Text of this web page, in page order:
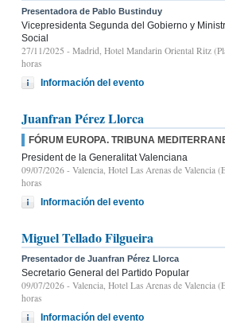
Presentadora de Pablo Bustinduy
Vicepresidenta Segunda del Gobierno y
Social
27/11/2025 - Madrid, Hotel Mandarin Oriental Ritz
horas
Información del evento
Juanfran Pérez Llorca
FÓRUM EUROPA. TRIBUNA
President de la Generalitat Valenciana
09/07/2026 - Valencia, Hotel Las Arenas de Valencia
horas
Información del evento
Miguel Tellado Filgueira
Presentador de Juanfran Pérez Llorca
Secretario General del Partido Popular
09/07/2026 - Valencia, Hotel Las Arenas de Valencia
horas
Información del evento